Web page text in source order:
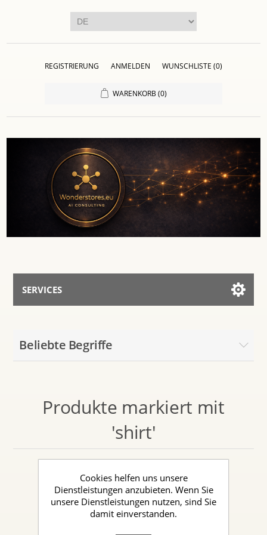
REGISTRIERUNG ANMELDEN WUNSCHLISTE (0)
WARENKORB (0)
SERVICES
Mit dem Assistenten sprechen
Beliebte Begriffe
Produkte markiert mit
'shirt'
Cookies helfen uns unsere
Dienstleistungen anzubieten. Wenn Sie
unsere Dienstleistungen nutzen, sind Sie
damit einverstanden.